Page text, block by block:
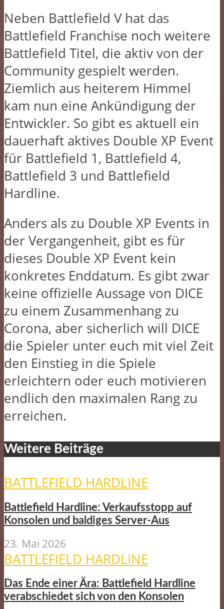
Neben Battlefield V hat das
Battlefield Franchise noch weitere
Battlefield Titel, die aktiv von der
Community gespielt werden.
Ziemlich aus heiterem Himmel
kam nun eine Ankündigung der
Entwickler. So gibt es aktuell ein
dauerhaft aktives Double XP Event
für Battlefield 1, Battlefield 4,
Battlefield 3 und Battlefield
Hardline.
Anders als zu Double XP Events in
der Vergangenheit, gibt es für
dieses Double XP Event kein
konkretes Enddatum. Es gibt zwar
keine offizielle Aussage von DICE
zu einem Zusammenhang zu
Corona, aber sicherlich will DICE
die Spieler unter euch mit viel Zeit
den Einstieg in die Spiele
erleichtern oder euch motivieren
endlich den maximalen Rang zu
erreichen.
Weitere Beiträge
BATTLEFIELD HARDLINE
Battlefield Hardline: Verkaufsstopp auf
Konsolen und baldiges Server-Aus
23. Mai 2026
BATTLEFIELD HARDLINE
Das Ende einer Ära: Battlefield Hardline
verabschiedet sich von den Konsolen